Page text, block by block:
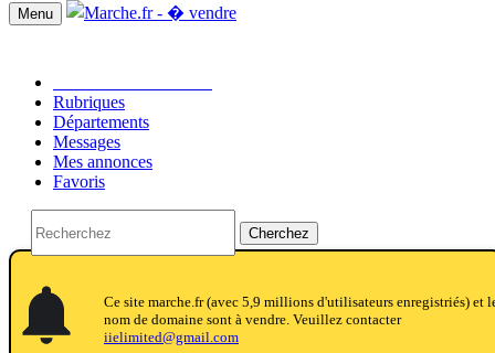
Menu
Rubriques
Départements
Messages
Mes annonces
Favoris
Cherchez
notifications
notifications
Ce site marche.fr (avec 5,9 millions d'utilisateurs enregistriés) et
nom de domaine sont à vendre. Veuillez contacter
iielimited@gmail.com